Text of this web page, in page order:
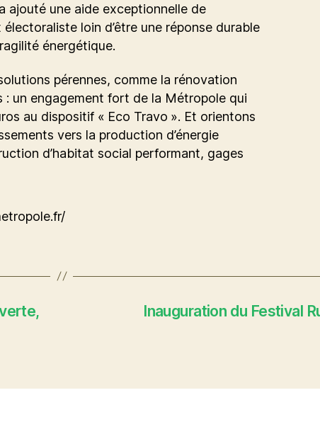
ajouté une aide exceptionnelle de
loin d’être une réponse durable
énergétique.
pérennes, comme la rénovation
: un engagement fort de la Métropole qui
au dispositif « Eco Travo ». Et orientons
vers la production d’énergie
d’habitat social performant, gages
Inauguration du Festival